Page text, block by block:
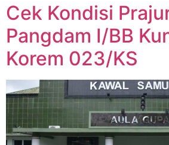
Cek Kondisi
Pangdam I/BB
Korem 023/KS